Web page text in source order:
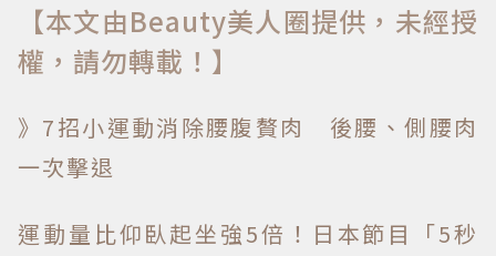
【本文由Beauty美人圈提供，未經授
權，請勿轉載！】
》7招小運動消除腰腹贅肉 後腰、側腰肉
一次擊退
運動量比仰臥起坐強5倍！日本節目「5秒